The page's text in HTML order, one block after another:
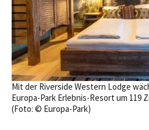
Mit der Riverside Western Lodge
Europa-Park Erlebnis-Resort um 119
(Foto: © Europa-Park)